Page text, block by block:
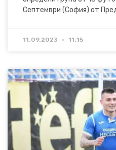
Септември (София) от
11.09.2023 11:15